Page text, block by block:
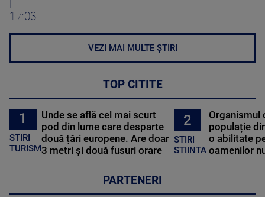
17:03
VEZI MAI MULTE ȘTIRI
TOP CITITE
1
STIRI
TURISM
Unde se află cel mai scurt
pod din lume care desparte
două țări europene. Are doar
3 metri și două fusuri orare
2
STIRI
STIINTA
Organismul
populație
o abilitate
oamenilor
PARTENERI